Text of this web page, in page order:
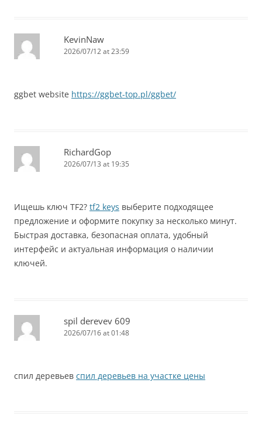
KevinNaw
2026/07/12 at 23:59
ggbet website https://ggbet-top.pl/ggbet/
RichardGop
2026/07/13 at 19:35
Ищешь ключ TF2? tf2 keys выберите подходящее
предложение и оформите покупку за несколько минут.
Быстрая доставка, безопасная оплата, удобный
интерфейс и актуальная информация о наличии
ключей.
spil derevev 609
2026/07/16 at 01:48
спил деревьев спил деревьев на участке цены